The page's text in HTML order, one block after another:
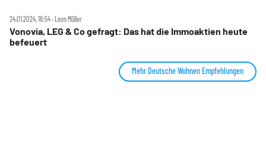
24.01.2024, 18:54 ‧ Leon Müller
Vonovia, LEG & Co gefragt: Das hat die Immoaktien heute
befeuert
Mehr Deutsche Wohnen Empfehlungen